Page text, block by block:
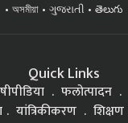
অসমীয়া
ગુજરાતી తెలుగు
Quick Links
फलोत्पादन
यांत्रिकीकरण शिक्षण